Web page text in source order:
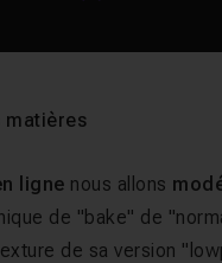
matières
ligne nous allons
de "bake" de
de sa version